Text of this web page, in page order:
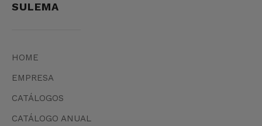
SULEMA
HOME
EMPRESA
CATÁLOGOS
CATÁLOGO ANUAL